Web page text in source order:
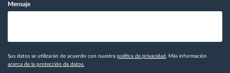
Mensaje
Sus datos se utilizarán de acuerdo con nuestra política de privacidad
. Más información
acerca de la protección de datos.